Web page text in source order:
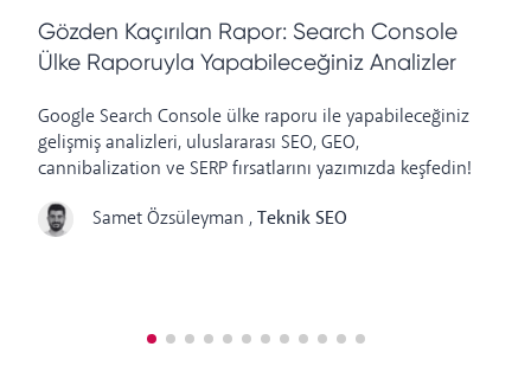
Gözden Kaçırılan Rapor: Search Console
Ülke Raporuyla Yapabileceğiniz Analizler
Google Search Console ülke raporu ile yapabileceğiniz
gelişmiş analizleri, uluslararası SEO, GEO,
cannibalization ve SERP fırsatlarını yazımızda keşfedin!
Samet Özsüleyman ,Teknik SEO